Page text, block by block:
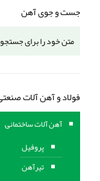
جست و جوی آهن
فولاد و آهن آلات
آهن آلات ساختمانی
پروفیل
تیرآهن